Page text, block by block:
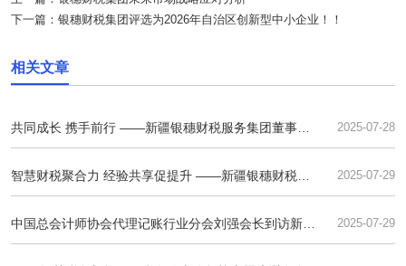
下一篇： 银穗财税集团评选为2026年自治区创新型中小企业！！
相关文章
2025-07-28
共同成长 携手前行 ——新疆银穗财税服务集团董事长
夏永杰
2025-07-29
智慧财税聚合力 经验共享促提升 ——新疆银穗财税集
团与乌苏天山昭阳公司开展深度业务交流
2025-07-29
中国总会计师协会代理记账行业分会刘强会长到访新疆
银穗财税集团 共话AI赋能与财税服务升级